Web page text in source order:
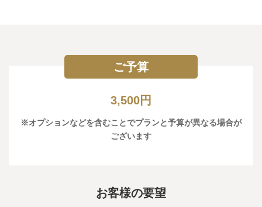
ご予算
3,500円
※オプションなどを含むことでプランと予算が異なる場合が
ございます
お客様の要望